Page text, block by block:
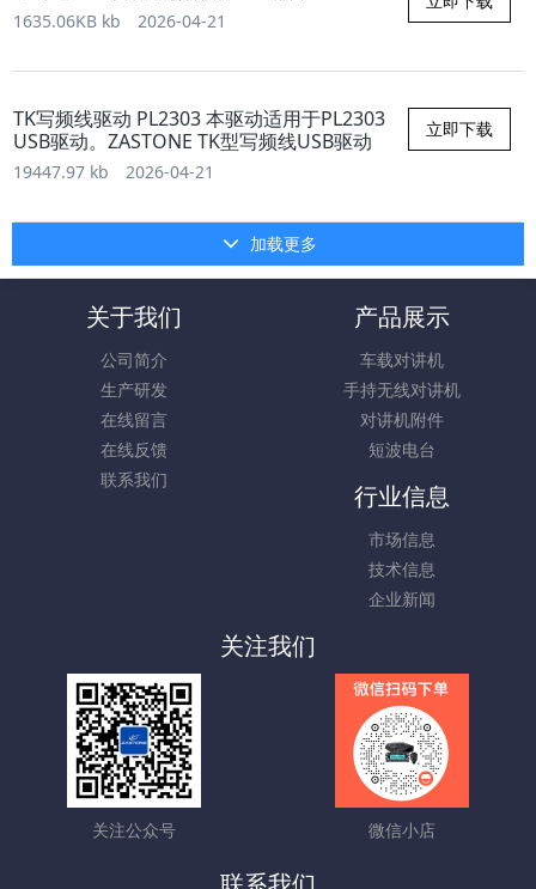
1635.06KB kb 2026-04-21
立即下载
TK写频线驱动 PL2303 本驱动适用于PL2303
USB驱动。ZASTONE TK型写频线USB驱动
19447.97 kb 2026-04-21
加载更多
关于我们
公司简介
生产研发
在线留言
在线反馈
联系我们
产品展示
车载对讲机
手持无线对讲机
对讲机附件
短波电台
行业信息
市场信息
技术信息
企业新闻
关注我们
关注公众号 微信小店